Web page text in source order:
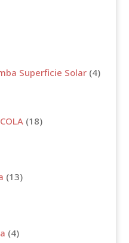
Superficie Solar 4
18productos
13
4productos